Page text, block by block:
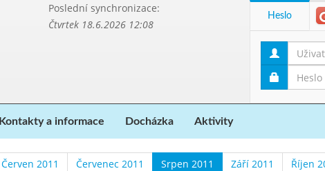
Poslední synchronizace:
Čtvrtek 18.6.2026 12:08
Heslo
Kontakty a informace Docházka Aktivity
Červen 2011 Červenec 2011 Srpen 2011 Září 2011 Říjen